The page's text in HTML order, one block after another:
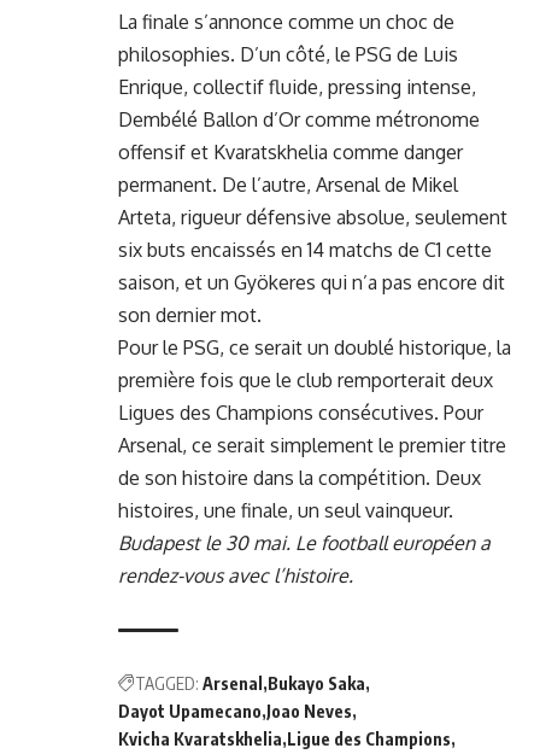
La finale s’annonce comme un choc de
philosophies. D’un côté, le PSG de Luis
Enrique, collectif fluide, pressing intense,
Dembélé Ballon d’Or comme métronome
offensif et Kvaratskhelia comme danger
permanent. De l’autre, Arsenal de Mikel
Arteta, rigueur défensive absolue, seulement
six buts encaissés en 14 matchs de C1 cette
saison, et un Gyökeres qui n’a pas encore dit
son dernier mot.
Pour le PSG, ce serait un doublé historique, la
première fois que le club remporterait deux
Ligues des Champions consécutives. Pour
Arsenal, ce serait simplement le premier titre
de son histoire dans la compétition. Deux
histoires, une finale, un seul vainqueur.
Budapest le 30 mai. Le football européen a
rendez-vous avec l’histoire.
TAGGED: Arsenal Bukayo Saka
Dayot Upamecano Joao Neves
Kvicha Kvaratskhelia Ligue des Champions